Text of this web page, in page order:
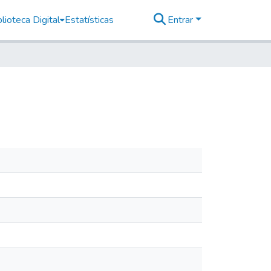
Digital Estatísticas Entrar